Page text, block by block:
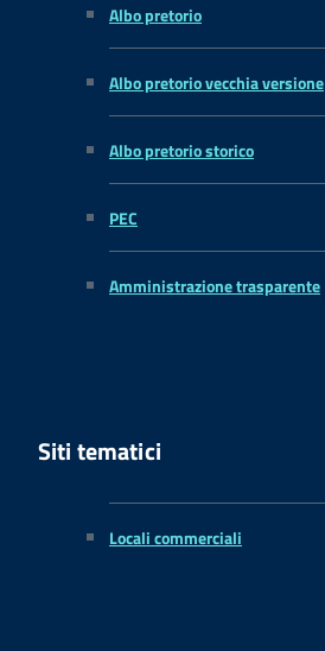
Albo pretorio
Albo pretorio vecchia versione
Albo pretorio storico
PEC
Amministrazione trasparente
Siti tematici
Locali commerciali